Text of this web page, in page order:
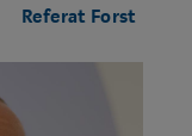
Referat Forst